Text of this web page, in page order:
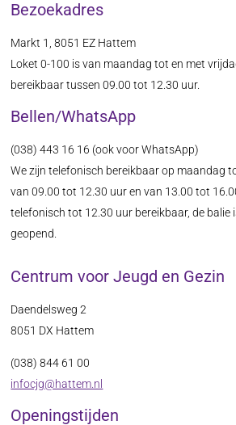
Bezoekadres
Markt 1, 8051 EZ Hattem
Loket 0-100 is van maandag tot en met
bereikbaar tussen 09.00 tot 12.30 uur.
Bellen/WhatsApp
(038) 443 16 16 (ook voor WhatsApp)
We zijn telefonisch bereikbaar op maandag
van 09.00 tot 12.30 uur en van 13.00 tot
telefonisch tot 12.30 uur bereikbaar, de balie
geopend.
Centrum voor Jeugd en Gezin
Daendelsweg 2
8051 DX Hattem
(038) 844 61 00
infocjg@hattem.nl
Openingstijden